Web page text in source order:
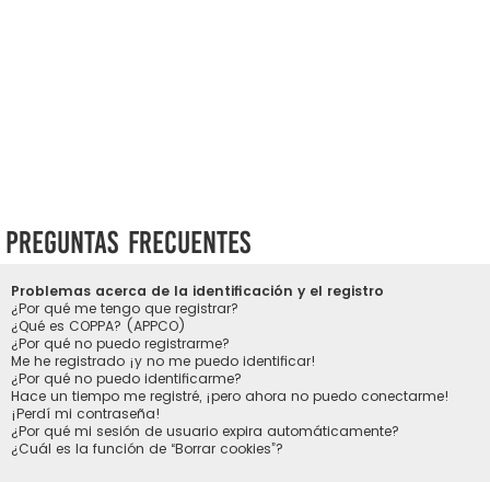
Preguntas Frecuentes
Problemas acerca de la identificación y el registro
¿Por qué me tengo que registrar?
¿Qué es COPPA? (APPCO)
¿Por qué no puedo registrarme?
Me he registrado ¡y no me puedo identificar!
¿Por qué no puedo identificarme?
Hace un tiempo me registré, ¡pero ahora no puedo conectarme!
¡Perdí mi contraseña!
¿Por qué mi sesión de usuario expira automáticamente?
¿Cuál es la función de “Borrar cookies”?